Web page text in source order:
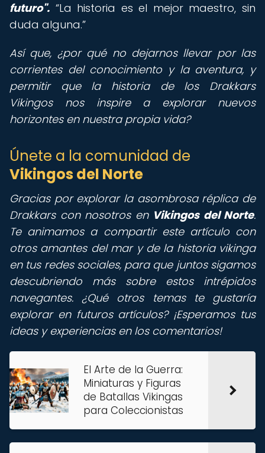
futuro".
La historia es el mejor maestro, sin
duda alguna.
Así que, ¿por qué no dejarnos llevar por las
corrientes del conocimiento y la aventura, y
permitir que la historia de los Drakkars
Vikingos nos inspire a explorar nuevos
horizontes en nuestra propia vida?
Únete a la comunidad de
Vikingos del Norte
Gracias por explorar la asombrosa réplica de
Drakkars con nosotros en Vikingos del Norte.
Te animamos a compartir este artículo con
otros amantes del mar y de la historia vikinga
en tus redes sociales, para que juntos sigamos
descubriendo más sobre estos intrépidos
navegantes. ¿Qué otros temas te gustaría
explorar en futuros artículos? ¡Esperamos tus
ideas y experiencias en los comentarios!
El Arte de la Guerra:
Miniaturas y Figuras
de Batallas Vikingas
para Coleccionistas